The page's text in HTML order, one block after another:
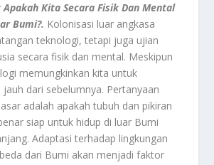
Kita Secara Fisik Dan Mental
Bumi?. Kolonisasi luar angkasa
teknologi, tetapi juga ujian
secara fisik dan mental. Meskipun
memungkinkan kita untuk
dari sebelumnya. Pertanyaan
adalah apakah tubuh dan pikiran
siap untuk hidup di luar Bumi
Adaptasi terhadap lingkungan
dari Bumi akan menjadi faktor